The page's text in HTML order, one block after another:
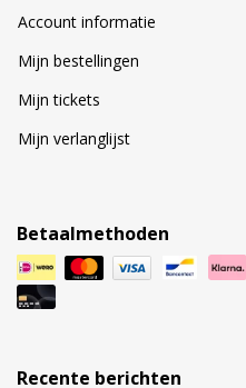
Account informatie
Mijn bestellingen
Mijn tickets
Mijn verlanglijst
Betaalmethoden
Recente berichten